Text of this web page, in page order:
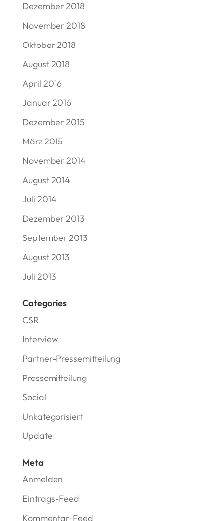
Dezember 2018
November 2018
Oktober 2018
August 2018
April 2016
Januar 2016
Dezember 2015
März 2015
November 2014
August 2014
Juli 2014
Dezember 2013
September 2013
August 2013
Juli 2013
Categories
CSR
Interview
Partner-Pressemitteilung
Pressemitteilung
Social
Unkategorisiert
Update
Meta
Anmelden
Eintrags-Feed
Kommentar-Feed